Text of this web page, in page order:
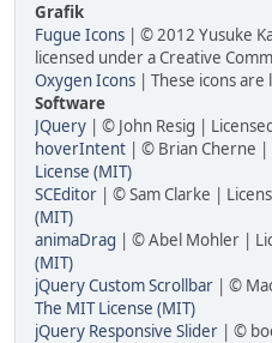
Grafik
Fugue Icons | © 2012 Yusuke
licensed under a Creative
Oxygen Icons | These icons
Software
JQuery | © John Resig |
hoverIntent | © Brian Cherne |
License (MIT)
SCEditor | © Sam Clarke |
(MIT)
animaDrag | © Abel Mohler |
(MIT)
jQuery Custom Scrollbar | ©
The MIT License (MIT)
jQuery Responsive Slider | ©